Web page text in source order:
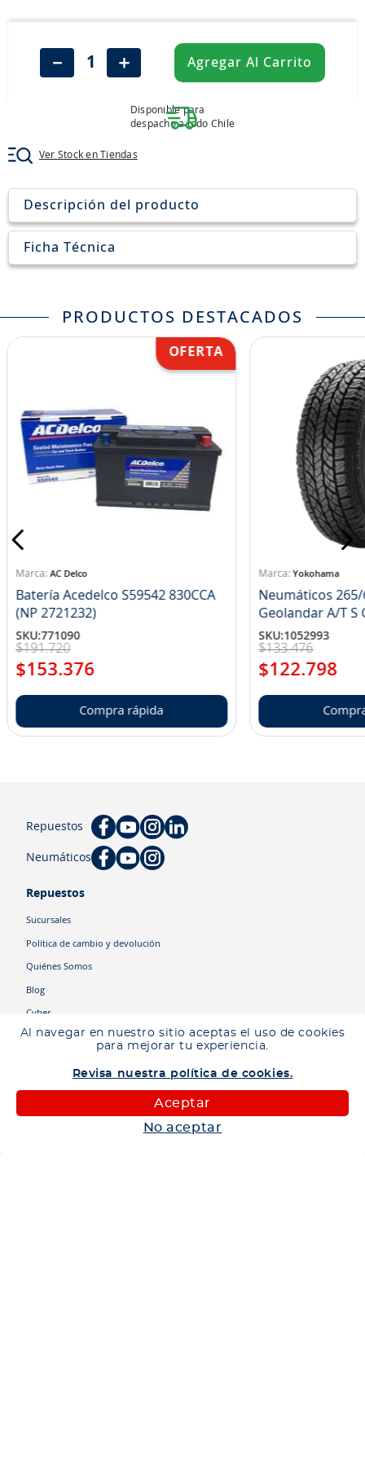
Al navegar en nuestro sitio aceptas el uso de cookies
para mejorar tu experiencia.
Revisa nuestra política de cookies.
Aceptar
No aceptar
＋
－ Agregar Al Carrito
Disponible para
despacho a todo Chile
Ver Stock en Tiendas
Descripción del producto
Ficha Técnica
PRODUCTOS DESTACADOS
AC Delco
Batería Acedelco S59542 830CCA
(NP 2721232)
SKU:771090
$191.720
$153.376
Compra rápida
Yokohama
Neumáticos 265/
SKU:1052993
$133.476
$122.798
Repuestos
Neumáticos
Repuestos
Sucursales
Política de cambio y devolución
Quiénes Somos
Blog
Cyber
aceite